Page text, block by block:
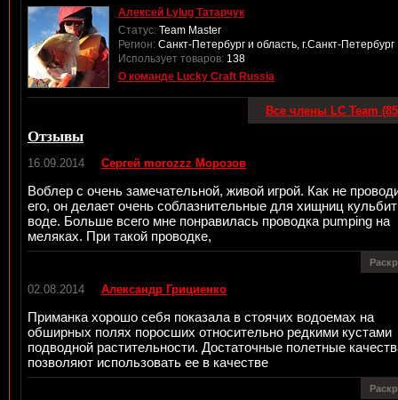
Алексей Lylug Татарчук
Статус: Team Master
Регион: Санкт-Петербург и область, г.Санкт-Петербург
Использует товаров: 138
О команде Lucky Craft Russia
Все члены LC Team
Отзывы
16.09.2014 Сергей morozzz Морозов
Воблер с очень замечательной, живой игрой. Как не
его, он делает очень соблазнительные для хищниц
воде. Больше всего мне понравилась проводка pumping на
меляках. При такой проводке,
02.08.2014 Александр Грициенко
Приманка хорошо себя показала в стоячих водоемах на
обширных полях поросших относительно редкими кустами
подводной растительности. Достаточные полетные
позволяют использовать ее в качестве